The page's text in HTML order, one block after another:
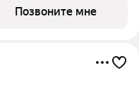
ставка 4% -
Позвоните мне